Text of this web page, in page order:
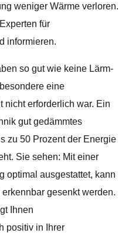
weniger Wärme verloren.
für
informieren.
so gut wie keine Lärm-
eine
nicht erforderlich war. Ein
gut gedämmtes
zu 50 Prozent der Energie
Sie sehen: Mit einer
optimal ausgestattet, kann
gesenkt werden.
Ihnen
positiv in Ihrer